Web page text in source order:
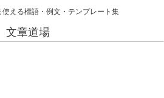
える標語・例文・テンプレート集
文章道場